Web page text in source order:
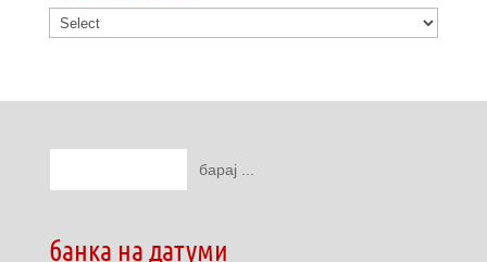
банка на датуми